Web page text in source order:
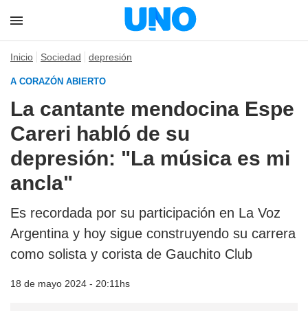
Inicio Sociedad depresión
A CORAZÓN ABIERTO
La cantante mendocina Espe
Careri habló de su
depresión: "La música es mi
ancla"
Es recordada por su participación en La Voz
Argentina y hoy sigue construyendo su carrera
como solista y corista de Gauchito Club
18 de mayo 2024 - 20:11hs